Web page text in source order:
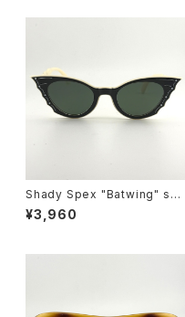
Shady Spex "Batwing" sun
glasses, Cream w/Black p
aint/Polarized Dark Green l
¥3,960